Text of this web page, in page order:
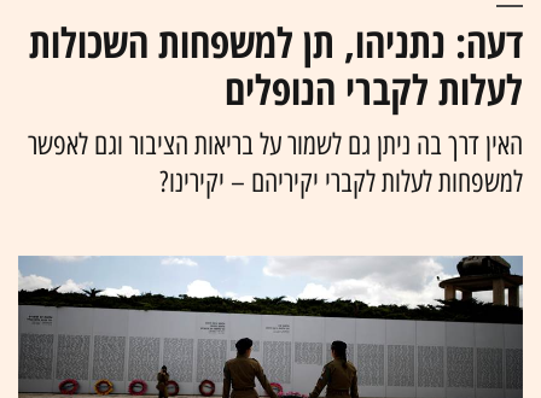
דעה: נתניהו, תן למשפחות השכולות
לעלות לקברי הנופלים
האין דרך בה ניתן גם לשמור על בריאות הציבור וגם לאפשר
למשפחות לעלות לקברי יקיריהם – יקירינו?